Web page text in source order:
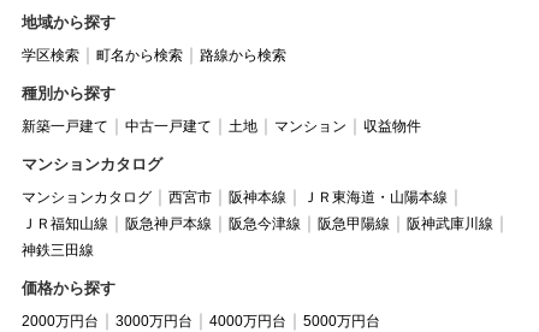
地域から探す
学区検索 町名から検索 路線から検索
種別から探す
新築一戸建て 中古一戸建て 土地 マンション 収益物件
マンションカタログ
マンションカタログ 西宮市 阪神本線
ＪＲ東海道・山陽本線
ＪＲ福知山線
阪急神戸本線 阪急今津線 阪急甲陽線
阪神武庫川線
神鉄三田線
価格から探す
2000万円台 3000万円台 4000万円台 5000万円台